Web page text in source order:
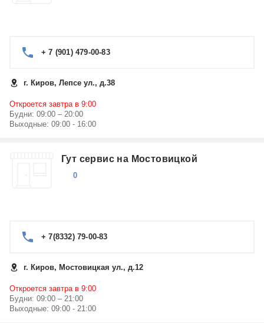
+ 7 (901) 479-00-83
г. Киров, Лепсе ул., д.38
Откроется завтра в 9:00
Будни: 09:00 – 20:00
Выходные: 09:00 - 16:00
Гут сервис на Мостовицкой
0
+ 7(8332) 79-00-83
г. Киров, Мостовицкая ул., д.12
Откроется завтра в 9:00
Будни: 09:00 – 21:00
Выходные: 09:00 - 21:00